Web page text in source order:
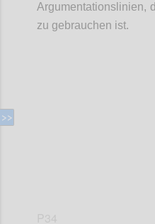
Argumentationslinien,
zu gebrauchen ist.